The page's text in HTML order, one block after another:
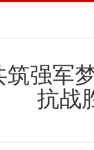
筑强军
抗战